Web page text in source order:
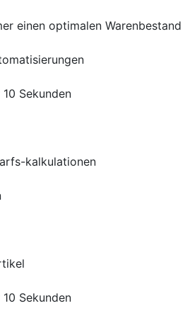
einen optimalen Warenbestand
Sekunden
kalkulationen
Sekunden